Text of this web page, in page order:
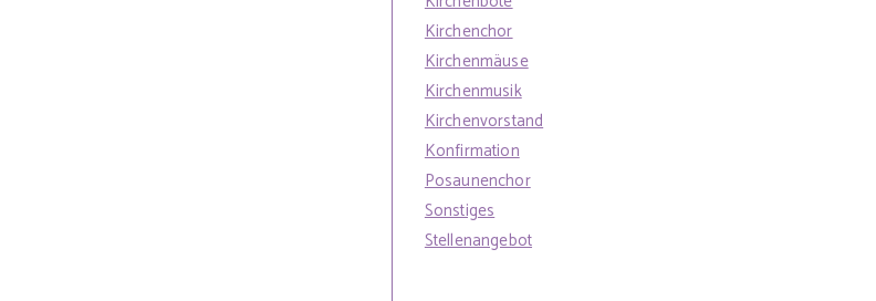
Kirchenchor
Kirchenmäuse
Kirchenmusik
Kirchenvorstand
Konfirmation
Posaunenchor
Sonstiges
Stellenangebot